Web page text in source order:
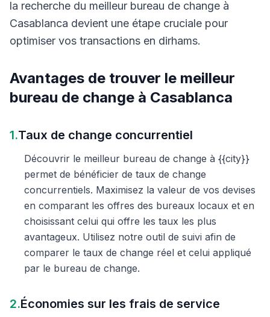
la recherche du meilleur bureau de change à
Casablanca devient une étape cruciale pour
optimiser vos transactions en dirhams.
Avantages de trouver le meilleur
bureau de change à Casablanca
1.Taux de change concurrentiel
Découvrir le meilleur bureau de change à {{city}}
permet de bénéficier de taux de change
concurrentiels. Maximisez la valeur de vos devises
en comparant les offres des bureaux locaux et en
choisissant celui qui offre les taux les plus
avantageux. Utilisez notre outil de suivi afin de
comparer le taux de change réel et celui appliqué
par le bureau de change.
2.Économies sur les frais de service